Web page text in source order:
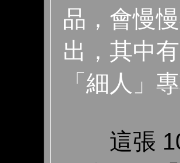
品，會慢
出，其中
「細人」
這張 10